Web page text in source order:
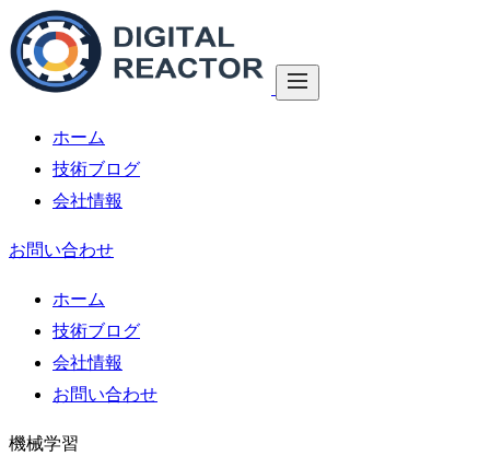
ホーム
技術ブログ
会社情報
お問い合わせ
ホーム
技術ブログ
会社情報
お問い合わせ
機械学習